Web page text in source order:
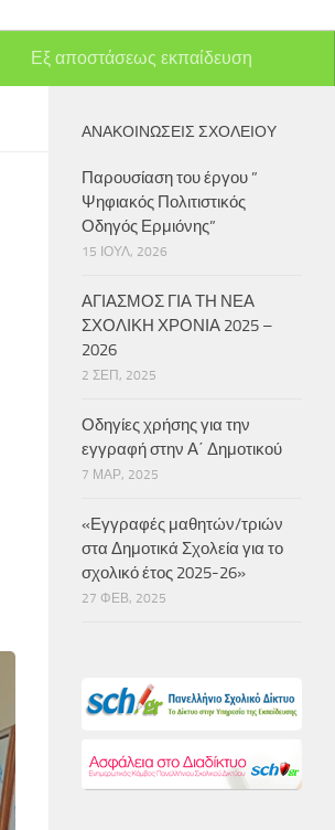
Εξ αποστάσεως εκπαίδευση
ΑΝΑΚΟΙΝΏΣΕΙΣ ΣΧΟΛΕΊΟΥ
Παρουσίαση του έργου ”
Ψηφιακός Πολιτιστικός
Οδηγός Ερμιόνης”
15 ΙΟΎΛ, 2026
ΑΓΙΑΣΜΟΣ ΓΙΑ ΤΗ ΝΕΑ
ΣΧΟΛΙΚΗ ΧΡΟΝΙΑ 2025 –
2026
2 ΣΕΠ, 2025
Οδηγίες χρήσης για την
εγγραφή στην Α΄ Δημοτικού
7 ΜΑΡ, 2025
«Εγγραφές μαθητών/τριών
στα Δημοτικά Σχολεία για το
σχολικό έτος 2025-26»
27 ΦΕΒ, 2025